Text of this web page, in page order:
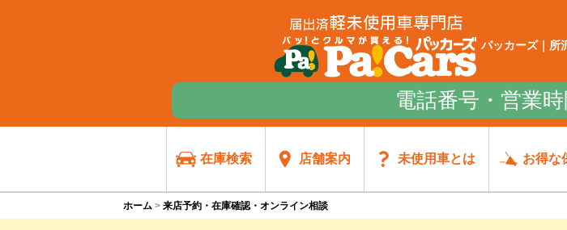
パッカーズ｜所
電話番号・営業
在庫検索 店舗案内 未使用車とは お得な
ホーム 来店予約・在庫確認・オンライン相談